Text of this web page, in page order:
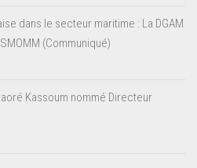
dans le secteur maritime : La DGAM
(Communiqué)
Kassoum nommé Directeur